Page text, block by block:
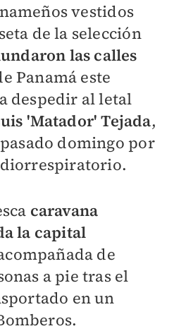
vestidos
de la selección
las calles
Panamá este
despedir al letal
'Matador' Tejada,
domingo por
caravana
la capital
de
a pie tras el
en un